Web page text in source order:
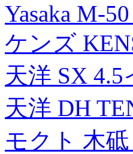
Yasaka M-
ケンズ
天洋 SX
天洋 DH
モクト 木